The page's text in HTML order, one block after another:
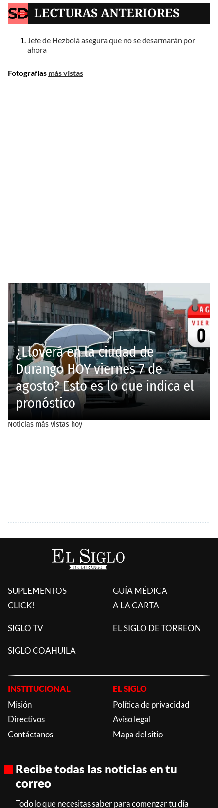
LECTURAS ANTERIORES
Jefe de Hezbolá asegura que no se desarmarán por
ahora
Fotografías más vistas
SUPLEMENTOS
CLICK!
GUÍA MÉDICA
A LA CARTA
SIGLO TV EL SIGLO DE TORREON
SIGLO COAHUILA
INSTITUCIONAL
Misión
Directivos
Contáctanos
EL SIGLO
Política de privacidad
Aviso legal
Mapa del sitio
Recibe todas las noticias en tu
correo
Todo lo que necesitas saber para comenzar tu día